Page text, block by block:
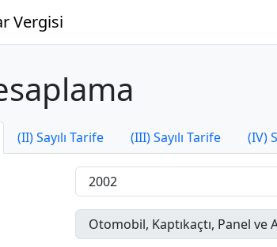
Vergisi
(II) Sayılı Tarife (III) Sayılı Tarife (IV)